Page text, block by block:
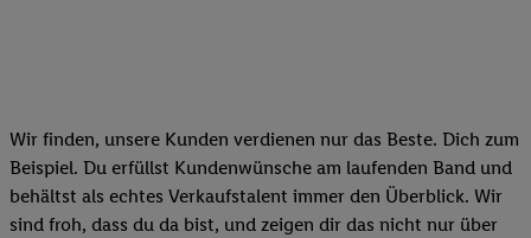
Wir finden, unsere Kunden verdienen nur das Beste. Dich zum
Beispiel. Du erfüllst Kundenwünsche am laufenden Band und
behältst als echtes Verkaufstalent immer den Überblick. Wir
sind froh, dass du da bist, und zeigen dir das nicht nur über